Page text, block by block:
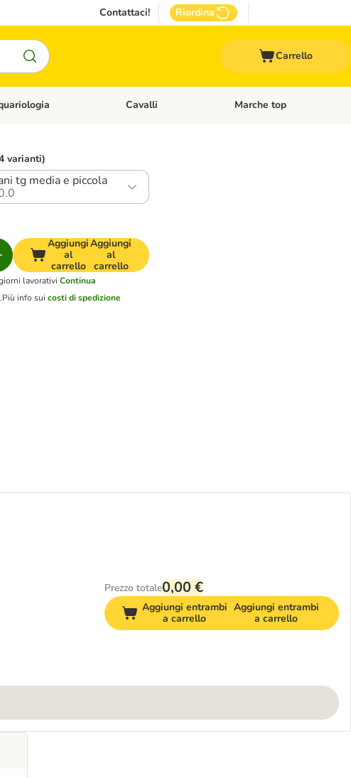
Contattaci! Riordina
Carrello
Categoria: Roditori & UccelliApri Menù Categoria: Acquariologia
Cavalli Apri Menù Categoria: Cavalli
Marche top
varianti)
tg media e piccola
Aggiungi
al
carrello
Aggiungi
al
carrello
lavorativi Continua
Più info sui costi di spedizione
Prezzo totale0,00 €
Aggiungi entrambi
a carrello
Aggiungi entrambi
a carrello